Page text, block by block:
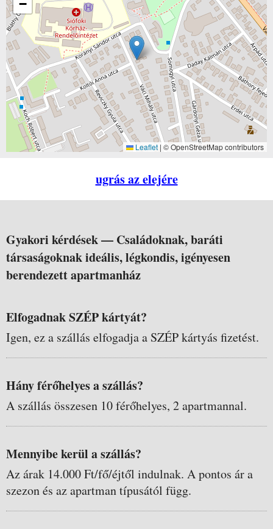
−
Leaflet | © OpenStreetMap contributors
ugrás az elejére
Gyakori kérdések — Családoknak, baráti
társaságoknak ideális, légkondis, igényesen
berendezett apartmanház
Elfogadnak SZÉP kártyát?
Igen, ez a szállás elfogadja a SZÉP kártyás fizetést.
Hány férőhelyes a szállás?
A szállás összesen 10 férőhelyes, 2 apartmannal.
Mennyibe kerül a szállás?
Az árak 14.000 Ft/fő/éjtől indulnak. A pontos ár a
szezon és az apartman típusától függ.